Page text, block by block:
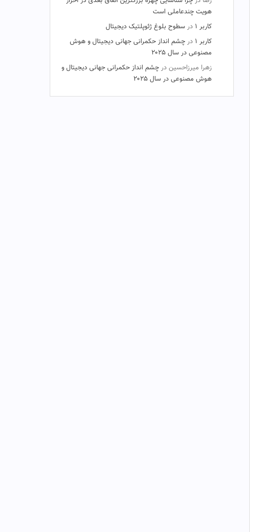
هویت چندعاملی است
کاربر ۱
در سطوح بلوغ ژئوپلتیک دیجیتال
کاربر ۱
در چشم‌ انداز حکمرانی جهانی دیجیتال و هوش
مصنوعی در سال ۲۰۲۵
زهرا میرزاحسیندر چشم‌ انداز حکمرانی جهانی دیجیتال و
هوش مصنوعی در سال ۲۰۲۵